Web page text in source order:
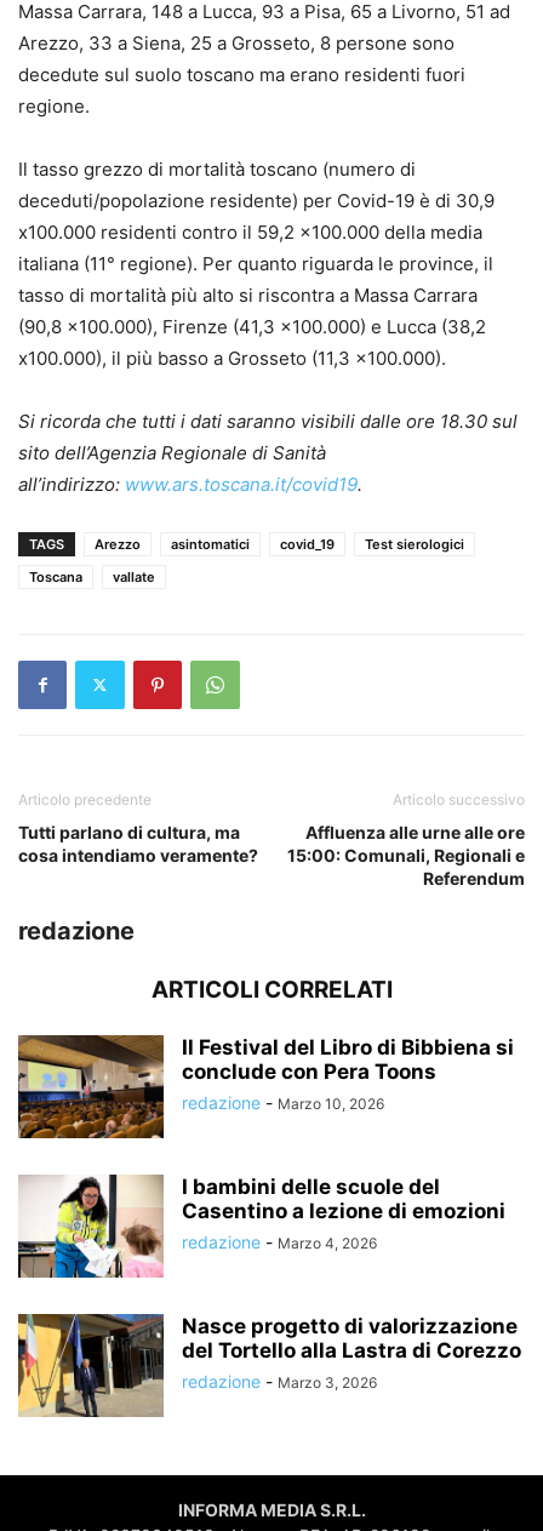
Massa Carrara, 148 a Lucca, 93 a Pisa, 65 a Livorno, 51 ad
Arezzo, 33 a Siena, 25 a Grosseto, 8 persone sono
decedute sul suolo toscano ma erano residenti fuori
regione.
Il tasso grezzo di mortalità toscano (numero di
deceduti/popolazione residente) per Covid-19 è di 30,9
x100.000 residenti contro il 59,2 x100.000 della media
italiana (11° regione). Per quanto riguarda le province, il
tasso di mortalità più alto si riscontra a Massa Carrara
(90,8 x100.000), Firenze (41,3 x100.000) e Lucca (38,2
x100.000), il più basso a Grosseto (11,3 x100.000).
Si ricorda che tutti i dati saranno visibili dalle ore 18.30 sul
sito dell’Agenzia Regionale di Sanità
all’indirizzo: www.ars.toscana.it/covid19.
TAGS Arezzo asintomatici covid_19
Test sierologici
Toscana
vallate
Articolo precedente
Tutti parlano di cultura, ma
cosa intendiamo veramente?
Articolo successivo
Affluenza alle urne alle ore
15:00: Comunali, Regionali e
Referendum
redazione
ARTICOLI CORRELATI
Il Festival del Libro di Bibbiena si
conclude con Pera Toons
redazione - Marzo 10, 2026
I bambini delle scuole del
Casentino a lezione di emozioni
redazione - Marzo 4, 2026
Nasce progetto di valorizzazione
del Tortello alla Lastra di Corezzo
redazione - Marzo 3, 2026
INFORMA MEDIA S.R.L.